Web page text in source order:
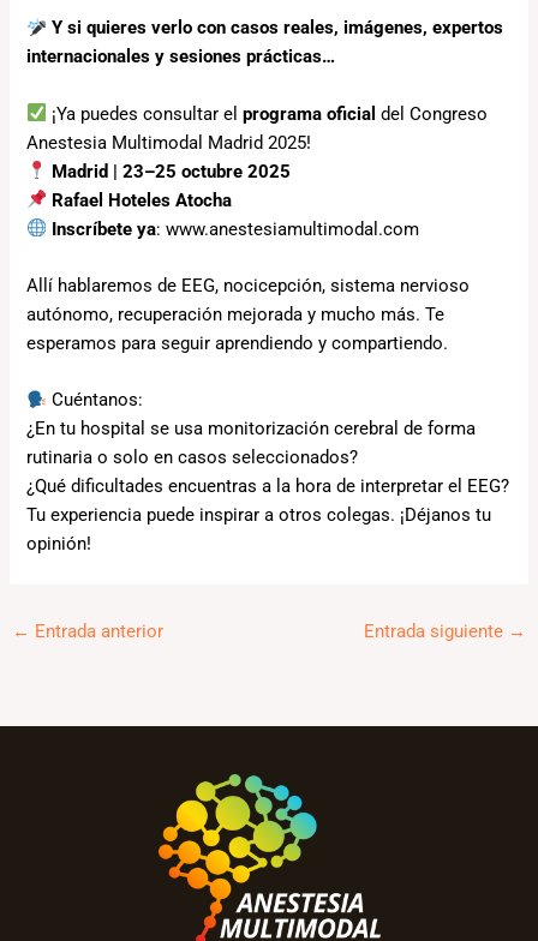
Y si quieres verlo con casos reales, imágenes, expertos
internacionales y sesiones prácticas…
¡Ya puedes consultar elprograma oficial del Congreso
Anestesia Multimodal Madrid 2025!
Madrid | 23–25 octubre 2025
Rafael Hoteles Atocha
Inscríbete ya:www.anestesiamultimodal.com
Allí hablaremos de EEG, nocicepción, sistema nervioso
autónomo, recuperación mejorada y mucho más. Te
esperamos para seguir aprendiendo y compartiendo.
Cuéntanos:
¿En tu hospital se usa monitorización cerebral de forma
rutinaria o solo en casos seleccionados?
¿Qué dificultades encuentras a la hora de interpretar el EEG?
Tu experiencia puede inspirar a otros colegas. ¡Déjanos tu
opinión!
← Entrada anterior Entrada siguiente →